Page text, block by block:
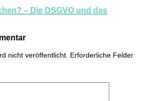
– Die DSGVO und das
nicht veröffentlicht. Erforderliche Felder